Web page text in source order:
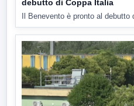
debutto di Coppa Italia
Il Benevento è pronto al debutto